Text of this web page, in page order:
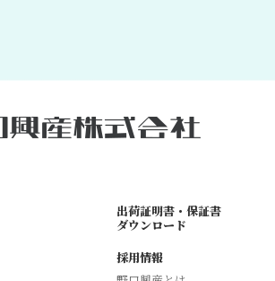
出荷証明書・保証書
ダウンロード
採用情報